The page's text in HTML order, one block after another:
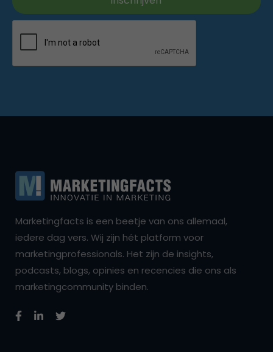
Marketingfacts is een beetje van ons allemaal,
iedere dag vers. Wij zijn hét platform voor
marketingprofessionals. Het zijn de insights,
podcasts, blogs, opinies en recencies die ons als
marketingcommunity binden.